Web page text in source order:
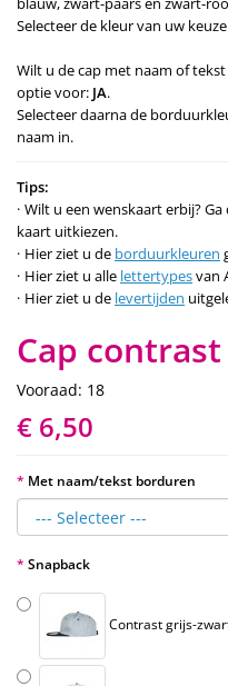
Selecteer de kleur van uw
Wilt u de cap met naam of
optie voor: JA.
Selecteer daarna de
naam in.
Tips:
Wilt u een wenskaart erbij? Ga
kaart uitkiezen.
Hier ziet u de borduurkleuren
Hier ziet u alle lettertypesvan
Hier ziet u de levertijden
Cap contrast
Vooraad: 18
€ 6,50
Met naam/tekst borduren
Snapback
Contrast grijs-